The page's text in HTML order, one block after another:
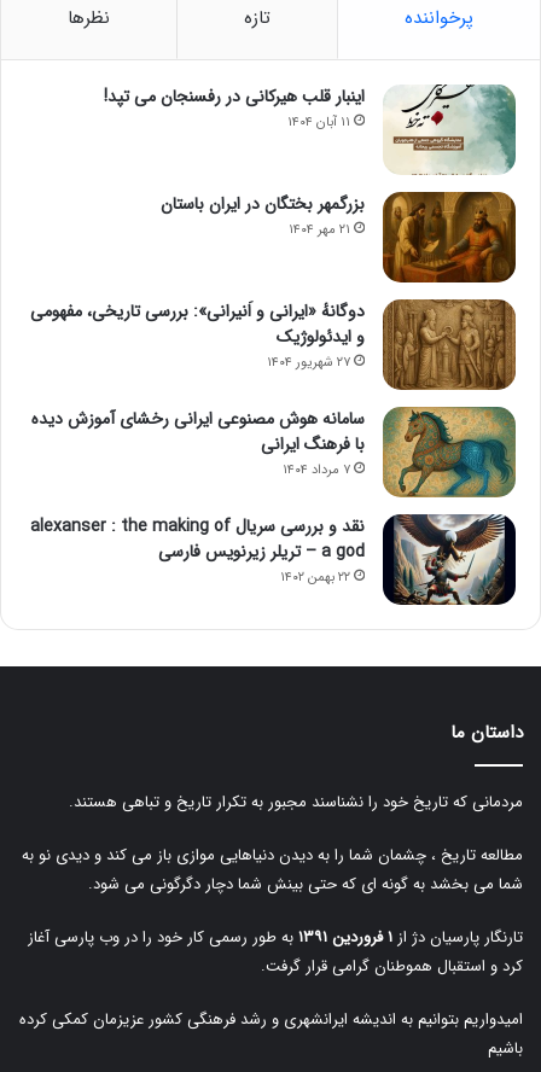
پرخواننده تازه نظرها
اینبار قلب هیرکانی در رفسنجان می تپد!
۱۱ آبان ۱۴۰۴
بزرگمهر بختگان در ایران باستان
۲۱ مهر ۱۴۰۴
دوگانهٔ «ایرانی و اَنیرانی»: بررسی تاریخی، مفهومی
و ایدئولوژیک
۲۷ شهریور ۱۴۰۴
سامانه هوش مصنوعی ایرانی رخشای آموزش دیده
با فرهنگ ایرانی
۷ مرداد ۱۴۰۴
نقد و بررسی سریال alexanser : the making of
a god – تریلر زیرنویس فارسی
۲۲ بهمن ۱۴۰۲
داستان ما
مردمانی که تاریخ خود را نشناسند مجبور به تکرار تاریخ و تباهی هستند.
مطالعه تاریخ ، چشمان شما را به دیدن دنیاهایی موازی باز می کند و دیدی نو به
شما می بخشد به گونه ای که حتی بینش شما دچار دگرگونی می شود.
تارنگار پارسیان دژ از ۱ فروردین ۱۳۹۱
به طور رسمی کار خود را در وب پارسی آغاز
کرد و استقبال هموطنان گرامی قرار گرفت.
امیدواریم بتوانیم به اندیشه ایرانشهری و رشد فرهنگی کشور عزیزمان کمکی کرده
باشیم